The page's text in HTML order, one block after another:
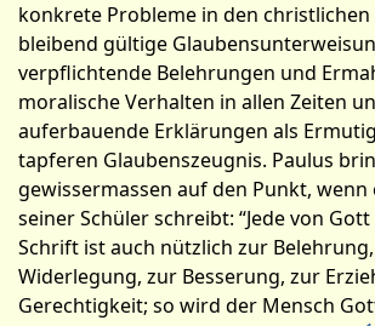
konkrete Probleme in den
bleibend gültige
verpflichtende Belehrungen und
moralische Verhalten in allen Zeiten
auferbauende Erklärungen als
tapferen Glaubenszeugnis. Paulus
gewissermassen auf den Punkt, wenn
seiner Schüler schreibt: “Jede von
Schrift ist auch nützlich zur
Widerlegung, zur Besserung, zur
Gerechtigkeit; so wird der Mensch